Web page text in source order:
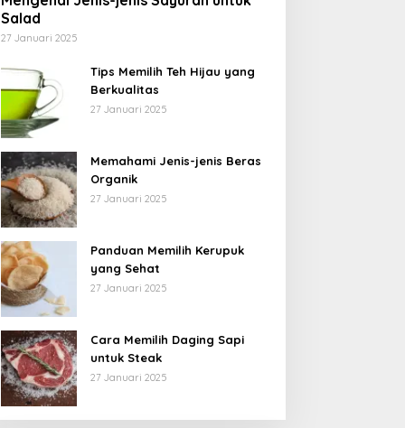
Salad
27 Januari 2025
Tips Memilih Teh Hijau yang
Berkualitas
27 Januari 2025
Memahami Jenis-jenis Beras
Organik
27 Januari 2025
Panduan Memilih Kerupuk
yang Sehat
27 Januari 2025
Cara Memilih Daging Sapi
untuk Steak
27 Januari 2025